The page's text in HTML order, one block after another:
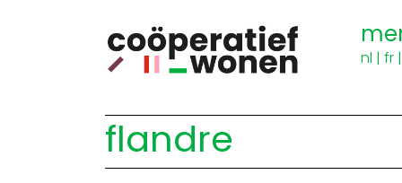
nl | fr
flandre